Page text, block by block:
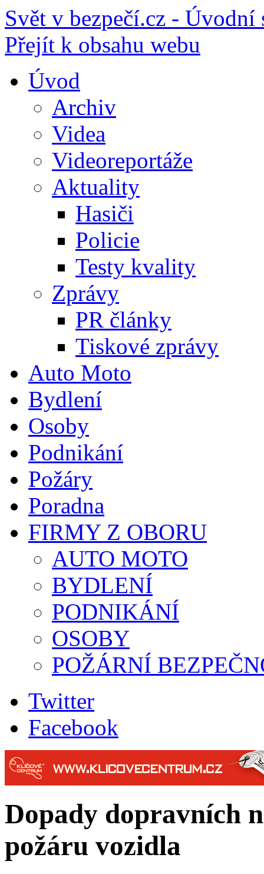
Svět v bezpečí.cz - Úvodní
Přejít k obsahu webu
Úvod
Archiv
Videa
Videoreportáže
Aktuality
Hasiči
Policie
Testy kvality
Zprávy
PR články
Tiskové zprávy
Auto Moto
Bydlení
Osoby
Podnikání
Požáry
Poradna
FIRMY Z OBORU
AUTO MOTO
BYDLENÍ
PODNIKÁNÍ
OSOBY
POŽÁRNÍ
Twitter
Facebook
Dopady dopravních
požáru vozidla